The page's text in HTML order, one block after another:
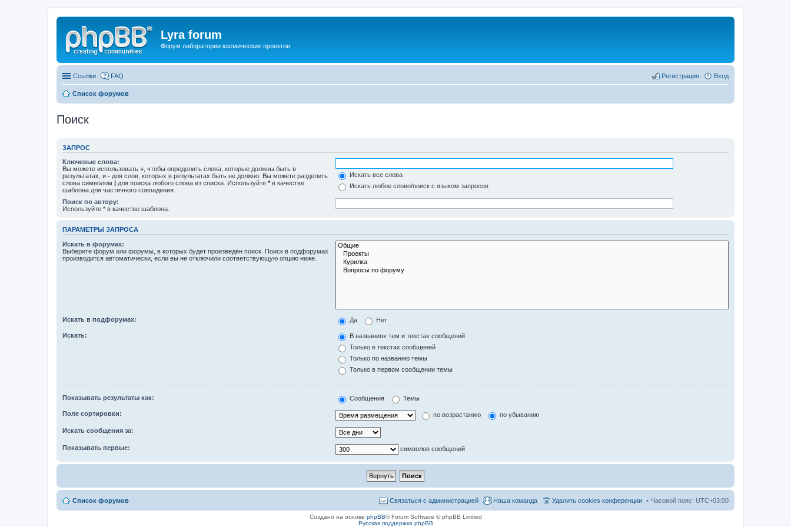
Lyra forum
Форум лаборатории космических проектов
Ссылки FAQ Вход
Регистрация
Список форумов
Поиск
ЗАПРОС
Ключевые слова:
Вы можете использовать + , чтобы определить слова, которые должны быть в
результатах, и - для слов, которых в результатах быть не должно. Вы можете разделить
слова символом | для поиска любого слова из списка. Используйте * в качестве
шаблона для частичного совпадения.
Искать все слова
Искать любое слово/поиск с языком запросов
Поиск по автору:
Используйте * в качестве шаблона.
ПАРАМЕТРЫ ЗАПРОСА
Искать в форумах:
Выберите форум или форумы, в которых будет произведён поиск. Поиск в подфорумах
производится автоматически, если вы не отключили соответствующую опцию ниже.
Искать в подфорумах: Да Нет
Искать:
В названиях тем и текстах сообщений
Только в текстах сообщений
Только по названию темы
Только в первом сообщении темы
Показывать результаты как: Сообщения Темы
Поле сортировки: по возрастанию по убыванию
Искать сообщения за:
Показывать первые: символов сообщений
Список форумов Часовой пояс: UTC+03:00
Удалить cookies конференции
Наша команда
Связаться с администрацией
Создано на основе phpBB® Forum Software © phpBB Limited
Русская поддержка phpBB